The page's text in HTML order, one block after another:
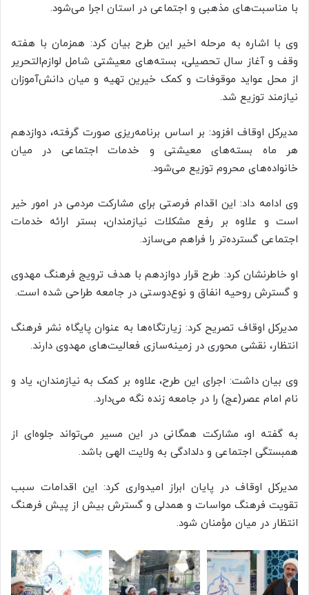
با مناسبت‌های مذهبی و اجتماعی در استان اجرا می‌شود.
وی با اشاره به مرحله اخیر این طرح بیان کرد: همزمان با هفته
وقف و آغاز سال تحصیلی، بسته‌های معیشتی شامل لوازم‌التحریر
از محل عواید موقوفات و کمک خیرین تهیه و میان دانش‌آموزان
نیازمند توزیع شد.
مدیرکل اوقاف افزود: بر اساس برنامه‌ریزی صورت گرفته، دوازدهم
هر ماه بسته‌های معیشتی و خدمات اجتماعی در میان
خانواده‌های محروم توزیع می‌شود.
وی ادامه داد: این اقدام فرصتی برای مشارکت مردمی در امور خیر
است و علاوه بر رفع مشکلات نیازمندان، بستر ارائه خدمات
اجتماعی گسترده‌تر را فراهم می‌سازد.
او خاطرنشان کرد: طرح قرار دوازدهم با هدف ترویج فرهنگ مهدوی
و گسترش روحیه انفاق و نوع‌دوستی در جامعه طراحی شده است.
مدیرکل اوقاف تصریح کرد: زیارتگاه‌ها به عنوان پایگاه نشر فرهنگ
انتظار، نقشی محوری در زمینه‌سازی فعالیت‌های مهدوی دارند.
وی بیان داشت: اجرای این طرح، علاوه بر کمک به نیازمندان، یاد و
نام امام عصر(عج) را در جامعه زنده نگه می‌دارد.
به گفته او، مشارکت همگانی در این مسیر می‌تواند جلوه‌ای از
همبستگی اجتماعی و دلدادگی به ولایت الهی باشد.
مدیرکل اوقاف در پایان ابراز امیدواری کرد: این اقدامات سبب
تقویت فرهنگ مواسات و همدلی و گسترش بیش از پیش فرهنگ
انتظار در میان مؤمنان شود.